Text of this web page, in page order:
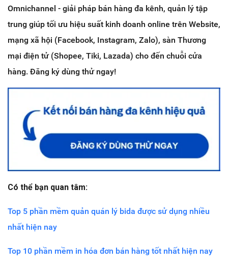
Omnichannel - giải pháp bán hàng đa kênh, quản lý tập
trung giúp tối ưu hiệu suất kinh doanh online trên Website,
mạng xã hội (Facebook, Instagram, Zalo), sàn Thương
mại điện tử (Shopee, Tiki, Lazada) cho đến chuỗi cửa
hàng. Đăng ký dùng thử ngay!
Có thể bạn quan tâm:
Top 5 phần mềm quản quán lý bida được sử dụng nhiều
nhất hiện nay
Top 10 phần mềm in hóa đơn bán hàng tốt nhất hiện nay